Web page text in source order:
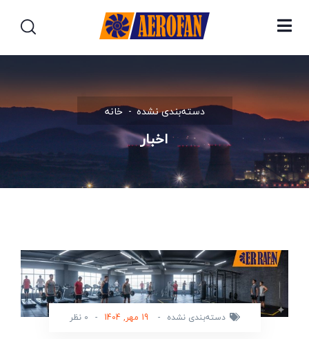
خانه دسته‌بندی نشده
اخبار
دسته‌بندی نشده - 19 مهر, 1404 - 0 نظر